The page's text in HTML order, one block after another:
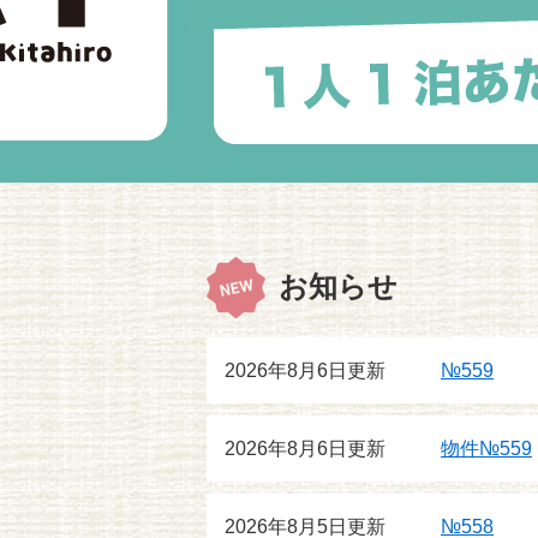
本文
お知らせ
2026年8月6日更新 №559
2026年8月6日更新 物件№559
2026年8月5日更新 №558